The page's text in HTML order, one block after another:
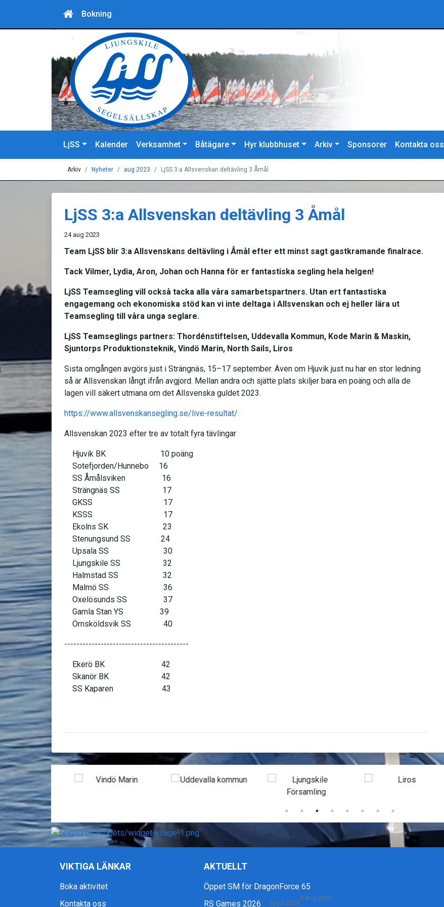
Bokning
LjSS Kalender Verksamhet Båtägare Hyr klubbhuset Arkiv Sponsorer Kontakta oss
Arkiv Nyheter aug 2023 LjSS 3:a Allsvenskan deltävling 3 Åmål
LjSS 3:a Allsvenskan deltävling 3 Åmål
24 aug 2023
Team LjSS blir 3:a Allsvenskans deltävling i Åmål efter ett minst sagt gastkramande finalrace.
Tack Vilmer, Lydia, Aron, Johan och Hanna för er fantastiska segling hela helgen!
LjSS Teamsegling vill också tacka alla våra samarbetspartners. Utan ert fantastiska
engagemang och ekonomiska stöd kan vi inte deltaga i Allsvenskan och ej heller lära ut
Teamsegling till våra unga seglare.
LjSS Teamseglings partners: Thordénstiftelsen, Uddevalla Kommun, Kode Marin & Maskin,
Sjuntorps Produktionsteknik, Vindö Marin, North Sails, Liros
Sista omgången avgörs just i Strängnäs, 15–17 september. Även om Hjuvik just nu har en stor ledning
så är Allsvenskan långt ifrån avgjord. Mellan andra och sjätte plats skiljer bara en poäng och alla de
lagen vill säkert utmana om det Allsvenska guldet 2023.
https://www.allsvenskansegling.se/live-resultat/
Allsvenskan 2023 efter tre av totalt fyra tävlingar
Hjuvik BK 10 poäng
Sotefjorden/Hunnebo 16
SS Åmålsviken 16
Strängnäs SS 17
GKSS 17
KSSS 17
Ekolns SK 23
Stenungsund SS 24
Upsala SS 30
Ljungskile SS 32
Halmstad SS 32
Malmö SS 36
Oxelösunds SS 37
Gamla Stan YS 39
Örnsköldsvik SS 40
-----------------------------------------
Ekerö BK 42
Skanör BK 42
SS Kaparen 43
VIKTIGA LÄNKAR
Boka aktivitet
Kontakta oss
AKTUELLT
Öppet SM för DragonForce 65
4 aug 2026
RS Games 2026 26 jul 2026